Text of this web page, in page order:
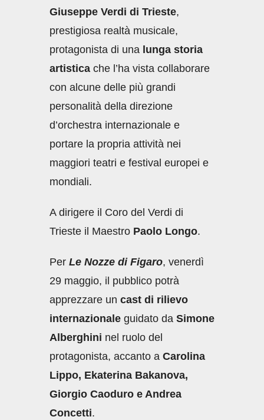
Giuseppe Verdi di Trieste,
prestigiosa realtà musicale,
protagonista di una lunga storia
artistica che l’ha vista collaborare
con alcune delle più grandi
personalità della direzione
d’orchestra internazionale e
portare la propria attività nei
maggiori teatri e festival europei e
mondiali.
A dirigere il Coro del Verdi di
Trieste il Maestro Paolo Longo.
Per Le Nozze di Figaro, venerdì
29 maggio, il pubblico potrà
apprezzare un cast di rilievo
internazionale guidato da Simone
Alberghini nel ruolo del
protagonista, accanto a Carolina
Lippo, Ekaterina Bakanova,
Giorgio Caoduro e Andrea
Concetti.